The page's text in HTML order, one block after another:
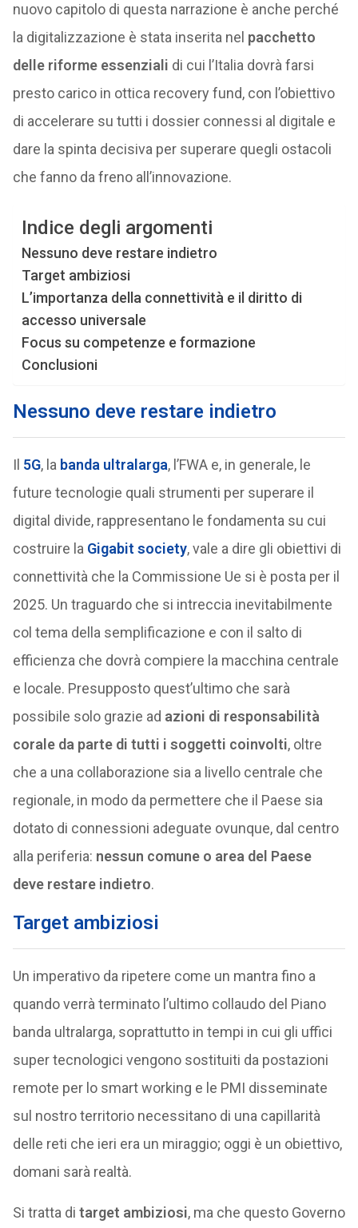
nuovo capitolo di questa narrazione è anche perché
la digitalizzazione è stata inserita nel pacchetto
delle riforme essenziali di cui l’Italia dovrà farsi
presto carico in ottica recovery fund, con l’obiettivo
di accelerare su tutti i dossier connessi al digitale e
dare la spinta decisiva per superare quegli ostacoli
che fanno da freno all’innovazione.
Indice degli argomenti
Nessuno deve restare indietro
Target ambiziosi
L’importanza della connettività e il diritto di
accesso universale
Focus su competenze e formazione
Conclusioni
Nessuno deve restare indietro
Il 5G, la banda ultralarga, l’FWA e, in generale, le
future tecnologie quali strumenti per superare il
digital divide, rappresentano le fondamenta su cui
costruire la Gigabit society, vale a dire gli obiettivi di
connettività che la Commissione Ue si è posta per il
2025. Un traguardo che si intreccia inevitabilmente
col tema della semplificazione e con il salto di
efficienza che dovrà compiere la macchina centrale
e locale. Presupposto quest’ultimo che sarà
possibile solo grazie ad azioni di responsabilità
corale da parte di tutti i soggetti coinvolti, oltre
che a una collaborazione sia a livello centrale che
regionale, in modo da permettere che il Paese sia
dotato di connessioni adeguate ovunque, dal centro
alla periferia: nessun comune o area del Paese
deve restare indietro.
Target ambiziosi
Un imperativo da ripetere come un mantra fino a
quando verrà terminato l’ultimo collaudo del Piano
banda ultralarga, soprattutto in tempi in cui gli uffici
super tecnologici vengono sostituiti da postazioni
remote per lo smart working e le PMI disseminate
sul nostro territorio necessitano di una capillarità
delle reti che ieri era un miraggio; oggi è un obiettivo,
domani sarà realtà.
Si tratta di target ambiziosi, ma che questo Governo